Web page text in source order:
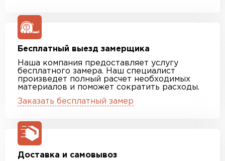
Бесплатный выезд замерщика
Наша компания предоставляет услугу
бесплатного замера. Наш специалист
произведет полный расчет необходимых
материалов и поможет сократить расходы.
Заказать бесплатный замер
Доставка и самовывоз